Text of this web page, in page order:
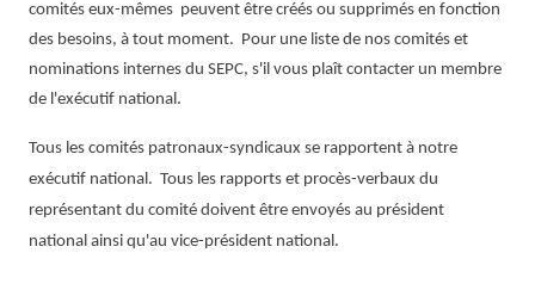
comités eux-mêmes peuvent être créés ou supprimés en fonction
des besoins, à tout moment. Pour une liste de nos comités et
nominations internes du SEPC, s'il vous plaît contacter un membre
de l'exécutif national.
Tous les comités patronaux-syndicaux se rapportent à notre
exécutif national. Tous les rapports et procès-verbaux du
représentant du comité doivent être envoyés au président
national ainsi qu'au vice-président national.